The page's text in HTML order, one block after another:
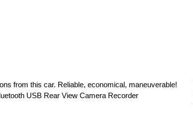
from this car. Reliable, economical, maneuverable!
USB Rear View Camera Recorder